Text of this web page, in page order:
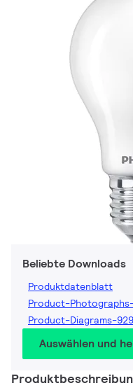
Beliebte Downloads
Produktdatenblatt
Product-
Product-Diagrams-
Auswählen und